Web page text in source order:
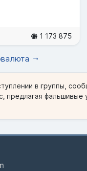
1 173 875
в группы,
предлагая фальшивые